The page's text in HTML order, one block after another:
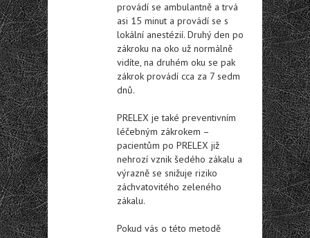
provádí se ambulantně a trvá
asi 15 minut a provádí se s
lokální anestézií. Druhý den po
zákroku na oko už normálně
vidíte, na druhém oku se pak
zákrok provádí cca za 7 sedm
dnů.
PRELEX je také preventivním
léčebným zákrokem –
pacientům po PRELEX již
nehrozí vznik šedého zákalu a
výrazně se snižuje riziko
záchvatovitého zeleného
zákalu.
Pokud vás o této metodě